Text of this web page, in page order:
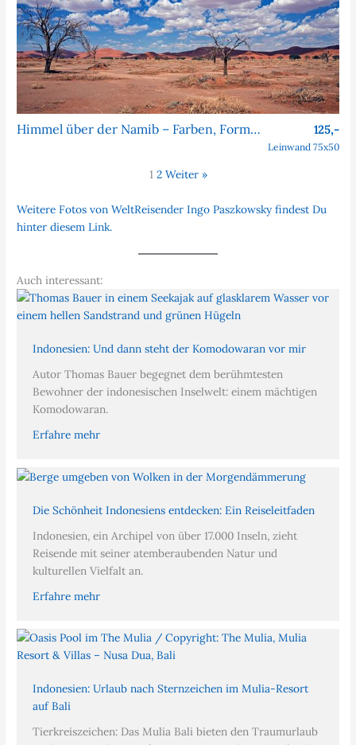
Himmel über der Namib – Farben, Formen, Faszination 125,-
Leinwand 75x50
1 2 Weiter »
Weitere Fotos von WeltReisender Ingo Paszkowsky findest Du
hinter diesem Link.
Auch interessant:
Indonesien: Und dann steht der Komodowaran vor mir
Autor Thomas Bauer begegnet dem berühmtesten
Bewohner der indonesischen Inselwelt: einem mächtigen
Komodowaran.
Erfahre mehr
Die Schönheit Indonesiens entdecken: Ein Reiseleitfaden
Indonesien, ein Archipel von über 17.000 Inseln, zieht
Reisende mit seiner atemberaubenden Natur und
kulturellen Vielfalt an.
Erfahre mehr
Indonesien: Urlaub nach Sternzeichen im Mulia-Resort
auf Bali
Tierkreiszeichen: Das Mulia Bali bieten den Traumurlaub